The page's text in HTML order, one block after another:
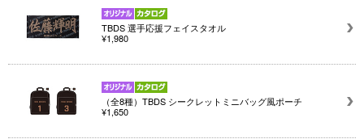
TBDS 選手応援フェイスタオル
¥1,980
（全8種）TBDS シークレットミニバッグ風ポーチ
¥1,650